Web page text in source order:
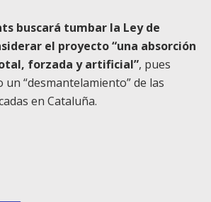
buscará tumbar la Ley de
el proyecto “una absorción
forzada y artificial”, pues
“desmantelamiento” de las
en Cataluña.